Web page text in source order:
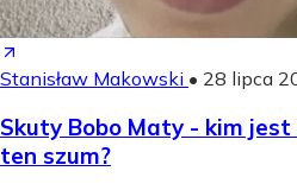
Stanisław Makowski • 28 lipca
Skuty Bobo Maty - kim
ten szum?